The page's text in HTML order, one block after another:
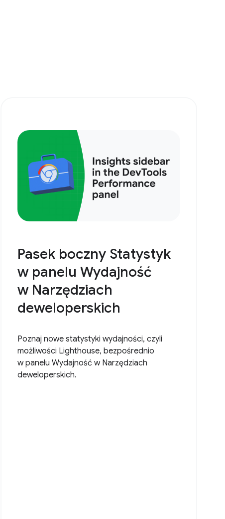
Pasek boczny Statystyk
w panelu Wydajność
w Narzędziach
deweloperskich
Poznaj nowe statystyki wydajności, czyli
możliwości Lighthouse, bezpośrednio
w panelu Wydajność w Narzędziach
deweloperskich.